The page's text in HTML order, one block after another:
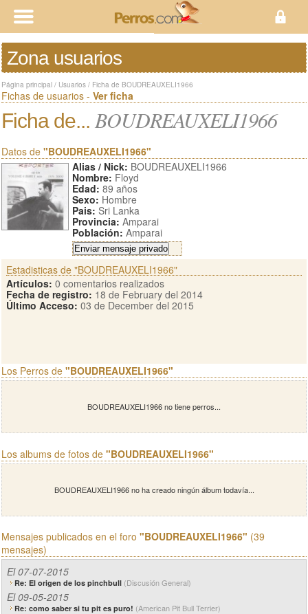
Zona usuarios
Página principal / Usuarios / Ficha de BOUDREAUXELI1966
Fichas de usuarios - Ver ficha
Ficha de... BOUDREAUXELI1966
Datos de "BOUDREAUXELI1966"
Alias / Nick: BOUDREAUXELI1966
Nombre: Floyd
Edad: 89 años
Sexo: Hombre
Pais: Sri Lanka
Provincia: Amparai
Población: Amparai
Estadisticas de "BOUDREAUXELI1966"
Artículos: 0 comentarios realizados
Fecha de registro: 18 de February del 2014
Último Acceso: 03 de December del 2015
Los Perros de "BOUDREAUXELI1966"
BOUDREAUXELI1966 no tiene perros...
Los albums de fotos de "BOUDREAUXELI1966"
BOUDREAUXELI1966 no ha creado ningún álbum todavía...
Mensajes publicados en el foro "BOUDREAUXELI1966" (39
mensajes)
El 07-07-2015
Re: El origen de los pinchbull (Discusión General)
El 09-05-2015
Re: como saber si tu pit es puro! (American Pit Bull Terrier)